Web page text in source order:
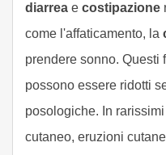
diarrea e costipazione
come l'affaticamento, la
prendere sonno. Questi
possono essere ridotti
posologiche. In
cutaneo, eruzioni